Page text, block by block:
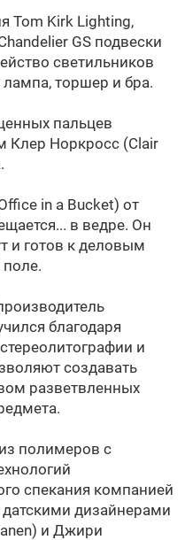
Tom Kirk Lighting,
GS подвески
светильников
лампа, торшер и бра.
пальцев
Клер Норкросс (Clair
in a Bucket) от
в ведре. Он
и готов к деловым
благодаря
и
создавать
разветвленных
полимеров с
спекания компанией
дизайнерами
и Джири